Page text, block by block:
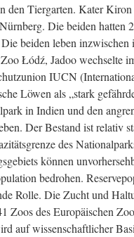
den Tiergarten. Kater
Die beiden hatten
beiden leben
Łódź, Jadoo wechselte
IUCN
Löwen als „stark
in Indien und den
Der Bestand ist relativ
des
können
bedrohen.
Rolle. Die Zucht und
Zoos des Europäischen
auf wissenschaftlicher